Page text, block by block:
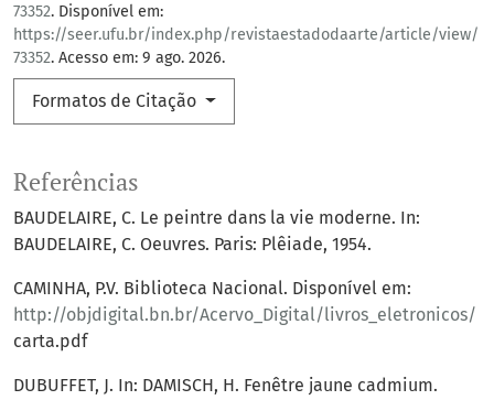
73352. Disponível em:
https://seer.ufu.br/index.php/revistaestadodaarte/article/view/
73352. Acesso em: 9 ago. 2026.
Formatos de Citação
Referências
BAUDELAIRE, C. Le peintre dans la vie moderne. In:
BAUDELAIRE, C. Oeuvres. Paris: Plêiade, 1954.
CAMINHA, P.V. Biblioteca Nacional. Disponível em:
http://objdigital.bn.br/Acervo_Digital/livros_eletronicos/
carta.pdf
DUBUFFET, J. In: DAMISCH, H. Fenêtre jaune cadmium.